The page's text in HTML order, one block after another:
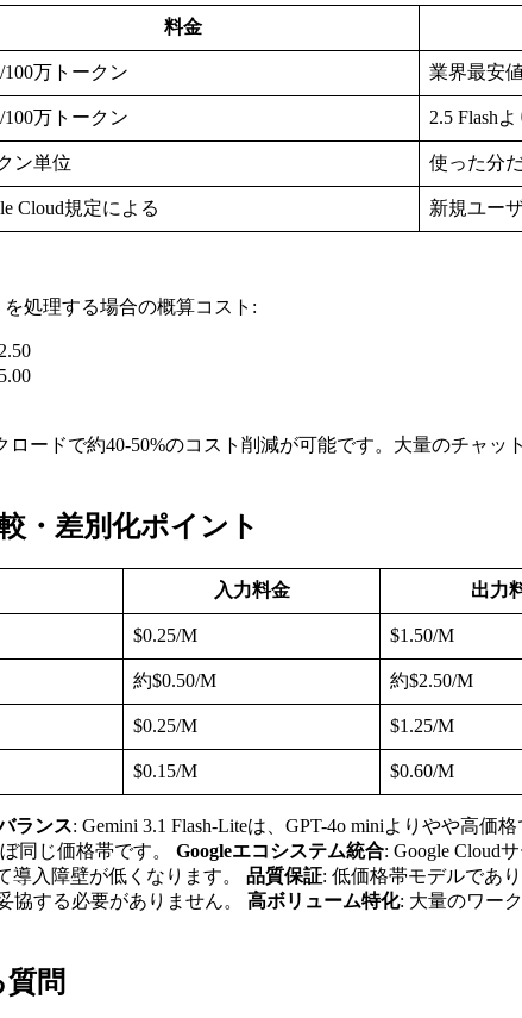
料金
100万トークン 業界最安
100万トークン 2.5 Flash
ン単位 使った分
Cloud規定による 新規ユー
処理する場合の概算コスト:
ロードで約40-50%のコスト削減が可能です。大量のチャ
・差別化ポイント
入力料金 出力
$0.25/M $1.50/M
約$0.50/M 約$2.50/M
$0.25/M $1.25/M
$0.15/M $0.60/M
ランス: Gemini 3.1 Flash-Liteは、GPT-4o miniよりやや高価
同じ価格帯です。 Googleエコシステム統合: Google Cloud
導入障壁が低くなります。 品質保証: 低価格帯モデルであ
協する必要がありません。 高ボリューム特化: 大量のワー
問